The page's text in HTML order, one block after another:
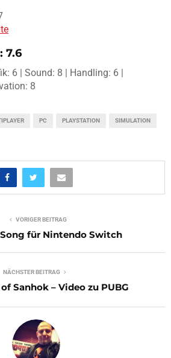
7.6
6 | Sound: 8 | Handling: 6 |
8
PC PLAYSTATION SIMULATION
VORIGER BEITRAG
Song für Nintendo Switch
NÄCHSTER BEITRAG
Sanhok – Video zu PUBG